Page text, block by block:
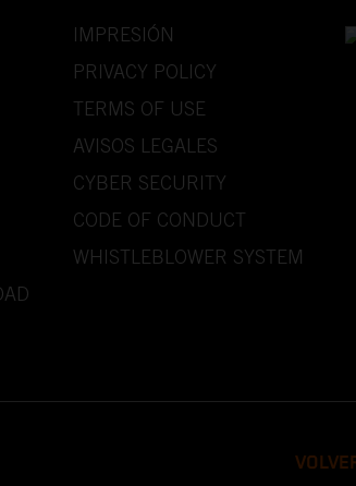
IMPRESIÓN
PRIVACY POLICY
TERMS OF USE
AVISOS LEGALES
CYBER SECURITY
CODE OF CONDUCT
WHISTLEBLOWER SYSTEM